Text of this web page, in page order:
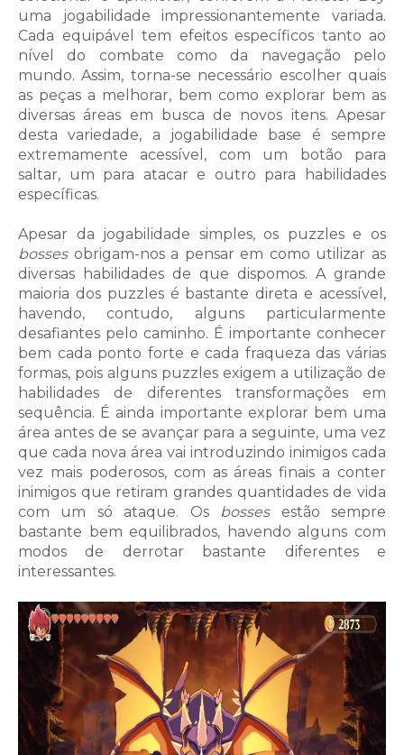
uma jogabilidade impressionantemente variada.
Cada equipável tem efeitos específicos tanto ao
nível do combate como da navegação pelo
mundo. Assim, torna-se necessário escolher quais
as peças a melhorar, bem como explorar bem as
diversas áreas em busca de novos itens. Apesar
desta variedade, a jogabilidade base é sempre
extremamente acessível, com um botão para
saltar, um para atacar e outro para habilidades
específicas.
Apesar da jogabilidade simples, os puzzles e os
bosses obrigam-nos a pensar em como utilizar as
diversas habilidades de que dispomos. A grande
maioria dos puzzles é bastante direta e acessível,
havendo, contudo, alguns particularmente
desafiantes pelo caminho. É importante conhecer
bem cada ponto forte e cada fraqueza das várias
formas, pois alguns puzzles exigem a utilização de
habilidades de diferentes transformações em
sequência. É ainda importante explorar bem uma
área antes de se avançar para a seguinte, uma vez
que cada nova área vai introduzindo inimigos cada
vez mais poderosos, com as áreas finais a conter
inimigos que retiram grandes quantidades de vida
com um só ataque. Os bosses estão sempre
bastante bem equilibrados, havendo alguns com
modos de derrotar bastante diferentes e
interessantes.